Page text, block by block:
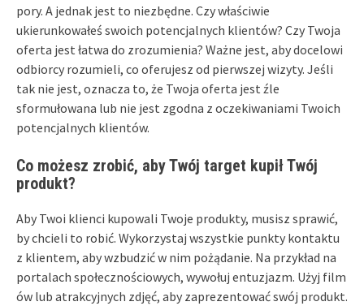
pory. A jednak jest to niezbędne. Czy właściwie
ukierunkowałeś swoich potencjalnych klientów? Czy Twoja
oferta jest łatwa do zrozumienia? Ważne jest, aby docelowi
odbiorcy rozumieli, co oferujesz od pierwszej wizyty. Jeśli
tak nie jest, oznacza to, że Twoja oferta jest źle
sformułowana lub nie jest zgodna z oczekiwaniami Twoich
potencjalnych klientów.
Co możesz zrobić, aby Twój target kupił Twój
produkt?
Aby Twoi klienci kupowali Twoje produkty, musisz sprawić,
by chcieli to robić. Wykorzystaj wszystkie punkty kontaktu
z klientem, aby wzbudzić w nim pożądanie. Na przykład na
portalach społecznościowych, wywołuj entuzjazm. Użyj film
ów lub atrakcyjnych zdjęć, aby zaprezentować swój produkt.